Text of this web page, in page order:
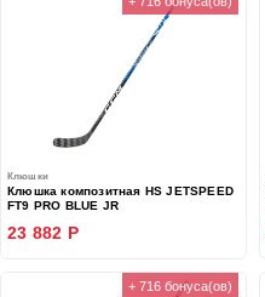
Клюшки
Клюшка композитная HS JETSPEED
FT9 PRO BLUE JR
23 882 Р
+ 716 бонуса(ов)